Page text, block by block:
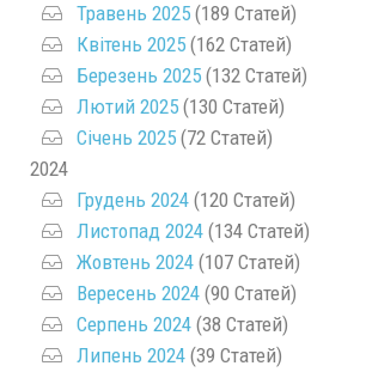
Травень 2025 (189 Статей)
Квітень 2025 (162 Статей)
Березень 2025 (132 Статей)
Лютий 2025 (130 Статей)
Січень 2025 (72 Статей)
2024
Грудень 2024 (120 Статей)
Листопад 2024 (134 Статей)
Жовтень 2024 (107 Статей)
Вересень 2024 (90 Статей)
Серпень 2024 (38 Статей)
Липень 2024 (39 Статей)